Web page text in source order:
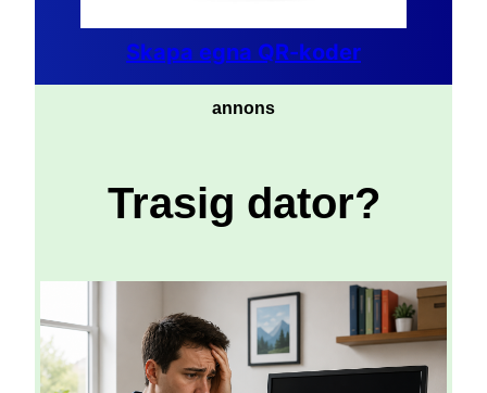
Skapa egna QR-koder
annons
Trasig dator?